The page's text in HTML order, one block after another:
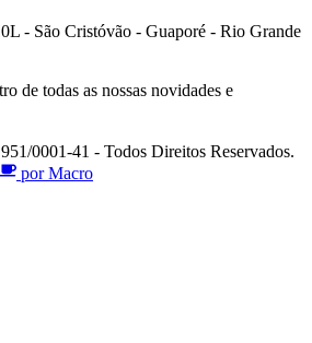
- São Cristóvão - Guaporé - Rio Grande
de todas as nossas novidades e
0001-41 - Todos Direitos Reservados.
por Macro